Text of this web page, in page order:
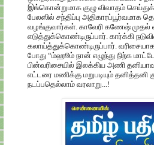
இங்கொன்றுமாக குழு விவாதம்
பேலஸில் சந்திப்பு அதிகாரப்பூர்வமாக
வழங்குவார்கள். காவேரி கணேஷ் முதல்
எடுத்துக்கொண்டிருப்பார். கார்க்கி
கலாய்த்துக்கொண்டிருப்பார்.
போது “ம்ஹூம் நான் எழுந்து நிற்க
பின்வரிசையில் இலக்கிய அணி
எட்டரை மணிக்கு மறுபடியும் தனித்தனி
நடப்பதெல்லாம் வரலாறு...!